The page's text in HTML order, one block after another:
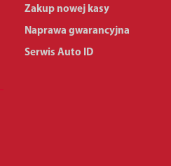
Zakup nowej kasy
Naprawa gwarancyjna
Serwis Auto ID